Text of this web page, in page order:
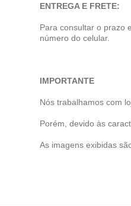
ENTREGA E FRETE:
Para consultar o prazo
número do celular.
IMPORTANTE
Nós trabalhamos com
Porém, devido às
As imagens exibidas